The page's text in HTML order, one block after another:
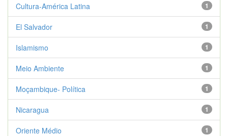
1
Cultura-América Latina
1
El Salvador
1
Islamismo
1
Meio Ambiente
1
Moçambique- Política
1
Nicaragua
1
Oriente Médio